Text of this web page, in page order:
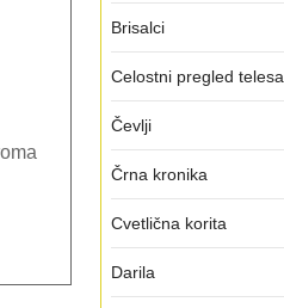
Brisalci
Celostni pregled telesa
Čevlji
Črna kronika
Cvetlična korita
Darila